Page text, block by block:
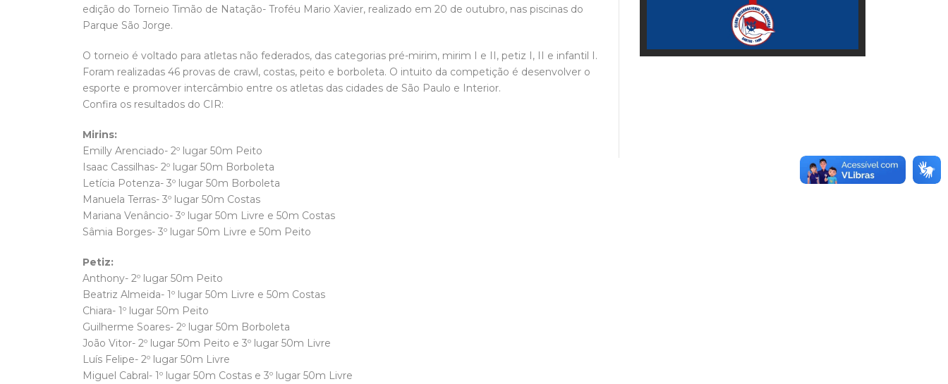
edição do Torneio Timão de Natação- Troféu Mario Xavier, realizado em 20 de outubro, nas piscinas do
Parque São Jorge.
O torneio é voltado para atletas não federados, das categorias pré-mirim, mirim I e II, petiz I, II e infantil I.
Foram realizadas 46 provas de crawl, costas, peito e borboleta. O intuito da competição é desenvolver o
esporte e promover intercâmbio entre os atletas das cidades de São Paulo e Interior.
Confira os resultados do CIR:
Mirins:
Emilly Arenciado- 2º lugar 50m Peito
Isaac Cassilhas- 2º lugar 50m Borboleta
Letícia Potenza- 3º lugar 50m Borboleta
Manuela Terras- 3º lugar 50m Costas
Mariana Venâncio- 3º lugar 50m Livre e 50m Costas
Sâmia Borges- 3º lugar 50m Livre e 50m Peito
Petiz:
Anthony- 2º lugar 50m Peito
Beatriz Almeida- 1º lugar 50m Livre e 50m Costas
Chiara- 1º lugar 50m Peito
Guilherme Soares- 2º lugar 50m Borboleta
João Vitor- 2º lugar 50m Peito e 3º lugar 50m Livre
Luís Felipe- 2º lugar 50m Livre
Miguel Cabral- 1º lugar 50m Costas e 3º lugar 50m Livre